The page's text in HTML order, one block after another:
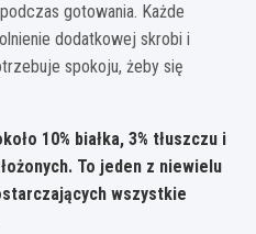
gotowania. Każde
dodatkowej skrobi i
spokoju, żeby się
10% białka, 3% tłuszczu i
To jeden z niewielu
wszystkie